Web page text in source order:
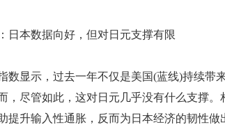
本数据向好，但对日元支撑有限
显示，过去一年不仅是美国(蓝线)持续带
，尽管如此，这对日元几乎没有什么支撑。
提升输入性通胀，反而为日本经济的韧性做